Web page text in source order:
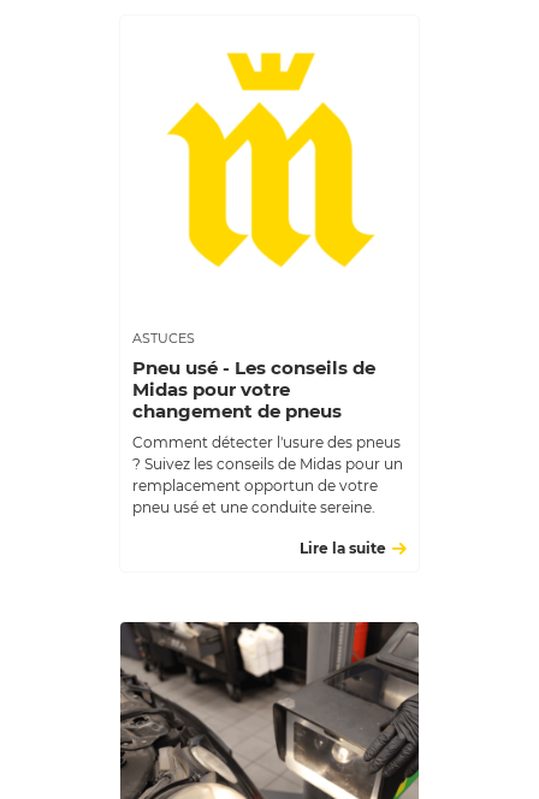
ASTUCES
Pneu usé - Les conseils de
Midas pour votre
changement de pneus
Comment détecter l'usure des pneus
? Suivez les conseils de Midas pour un
remplacement opportun de votre
pneu usé et une conduite sereine.
Lire la suite